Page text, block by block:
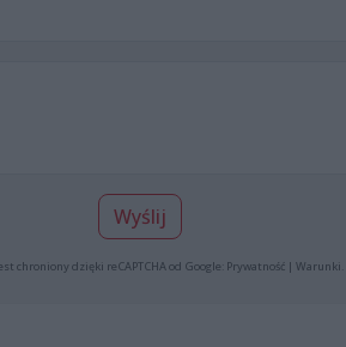
Wyślij
chroniony dzięki reCAPTCHA od Google: Prywatność| Warunki